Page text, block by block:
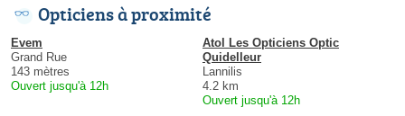
Opticiens à proximité
Evem
Grand Rue
143 mètres
Ouvert jusqu'à 12h
Atol Les Opticiens Optic
Quidelleur
Lannilis
4.2 km
Ouvert jusqu'à 12h